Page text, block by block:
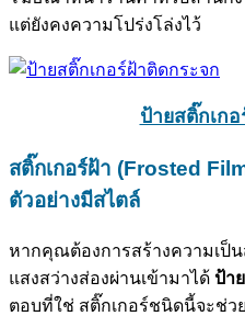
แต่ยังคงความโปร่งโล่งไว้
ป้ายสติ๊กเก
สติ๊กเกอร์ฝ้า (Frosted
ตัวอย่างมีสไตล์
หากคุณต้องการสร้างความเป็
แสงสว่างส่องผ่านเข้ามาได้ ป้า
ตอบที่ใช่ สติ๊กเกอร์ชนิดนี้จะช่ว